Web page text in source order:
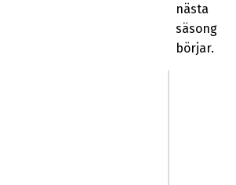
nästa
säsong
börjar.